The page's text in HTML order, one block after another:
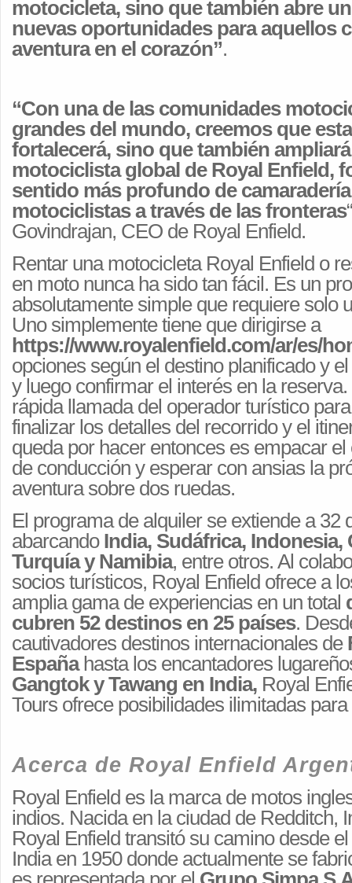
motocicleta, sino que también abre
nuevas oportunidades para aquellos
aventura en el corazón”.
“Con una de las comunidades
grandes del mundo, creemos que
fortalecerá, sino que también
motociclista global de Royal Enfield,
sentido más profundo de
motociclistas a través de las fronteras
Govindrajan, CEO de Royal Enfield.
Rentar una motocicleta Royal Enfield o
en moto nunca ha sido tan fácil. Es un
absolutamente simple que requiere solo
Uno simplemente tiene que dirigirse a
https://www.royalenfield.com/ar/es/
opciones según el destino planificado y
y luego confirmar el interés en la
rápida llamada del operador turístico
finalizar los detalles del recorrido y el
queda por hacer entonces es empacar
de conducción y esperar con ansias la
aventura sobre dos ruedas.
El programa de alquiler se extiende a 32
abarcando India, Sudáfrica, Indonesia,
Turquía y Namibia, entre otros. Al
socios turísticos, Royal Enfield ofrece a
amplia gama de experiencias en un total
cubren 52 destinos en 25 países.
cautivadores destinos internacionales de
Españahasta los encantadores
Gangtok y Tawang en India, Royal
Tours ofrece posibilidades ilimitadas
Acerca de Royal Enfield
Royal Enfield es la marca de motos
indios. Nacida en la ciudad de Redditch,
Royal Enfield transitó su camino desde
India en 1950 donde actualmente se